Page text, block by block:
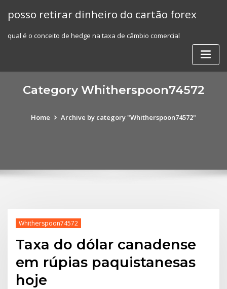
posso retirar dinheiro do cartão forex
qual é o conceito de hedge na taxa de câmbio comercial
Category Whitherspoon74572
Home Archive by category "Whitherspoon74572"
Whitherspoon74572
Taxa do dólar canadense
em rúpias paquistanesas
hoje